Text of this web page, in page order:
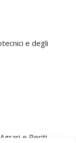
e degli
e Periti